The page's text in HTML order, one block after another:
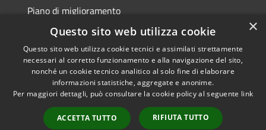
Piano di miglioramento
Accessibility
Privacy
Sitemap
Copyright © 2026 • Town of •
Powered byMunicipium
Admin access
×
Questo sito web utilizza cookie
Questo sito web utilizza cookie tecnici e assimilati strettamente
necessari al corretto funzionamento e alla navigazione del sito,
nonché un cookie tecnico analitico al solo fine di elaborare
informazioni statistiche, aggregate e anonime.
Per maggiori dettagli, può consultare la cookie policy al seguente link
ACCETTA TUTTO RIFIUTA TUTTO